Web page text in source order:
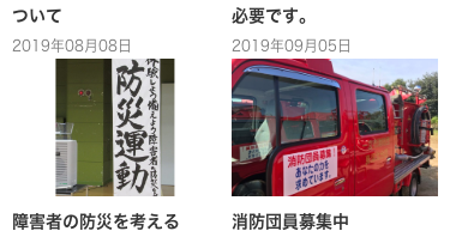
ついて
2019年08月08日
必要です。
2019年09月05日
障害者の防災を考える 消防団員募集中